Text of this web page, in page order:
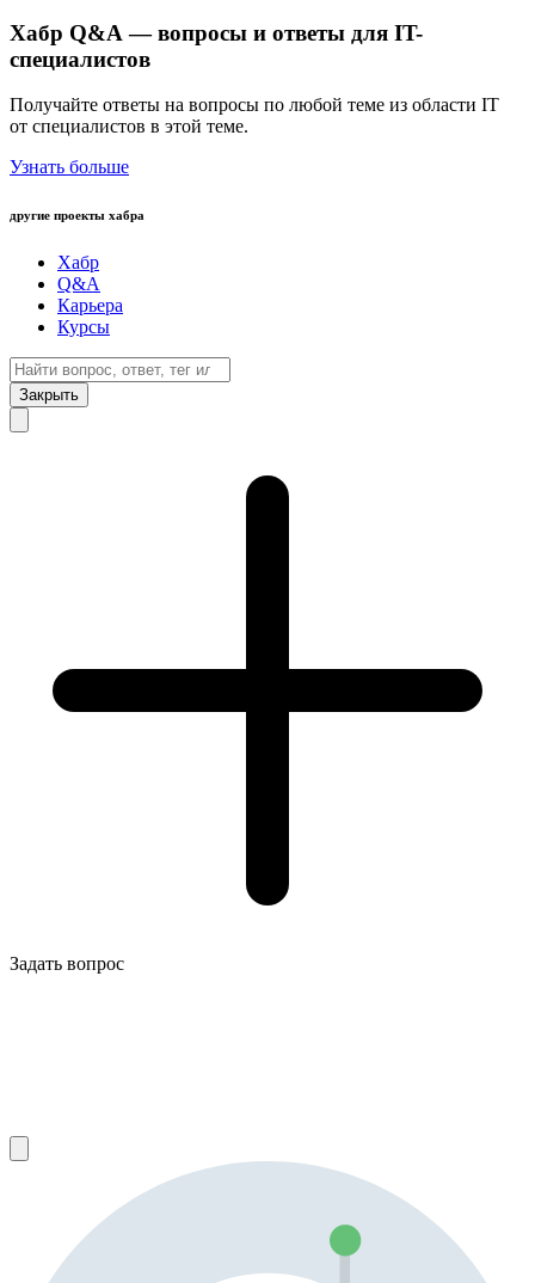
Хабр Q&A — вопросы и ответы для IT-
специалистов
Получайте ответы на вопросы по любой теме из области IT
от специалистов в этой теме.
Узнать больше
другие проекты хабра
Хабр
Q&A
Карьера
Курсы
Закрыть
Задать вопрос